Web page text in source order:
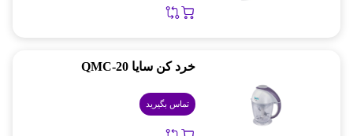
خرد کن سایا QMC-20
تماس بگیرید